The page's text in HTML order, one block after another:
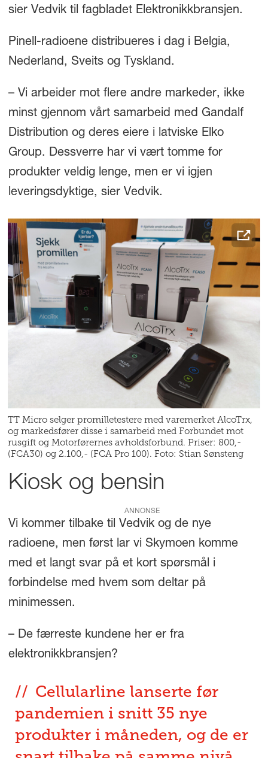
sier Vedvik til fagbladet Elektronikkbransjen.
Pinell-radioene distribueres i dag i Belgia,
Nederland, Sveits og Tyskland.
– Vi arbeider mot flere andre markeder, ikke
minst gjennom vårt samarbeid med Gandalf
Distribution og deres eiere i latviske Elko
Group. Dessverre har vi vært tomme for
produkter veldig lenge, men er vi igjen
leveringsdyktige, sier Vedvik.
TT Micro selger promilletestere med varemerket AlcoTrx,
og markedsfører disse i samarbeid med Forbundet mot
rusgift og Motorførernes avholdsforbund. Priser: 800,-
(FCA30) og 2.100,- (FCA Pro 100). Foto: Stian Sønsteng
Kiosk og bensin
ANNONSE
Vi kommer tilbake til Vedvik og de nye
radioene, men først lar vi Skymoen komme
med et langt svar på et kort spørsmål i
forbindelse med hvem som deltar på
minimessen.
– De færreste kundene her er fra
elektronikkbransjen?
Cellularline lanserte før
pandemien i snitt 35 nye
produkter i måneden, og de er